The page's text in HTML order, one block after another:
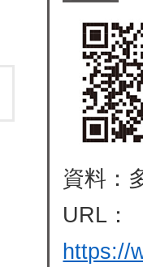
資料：
URL：
https://